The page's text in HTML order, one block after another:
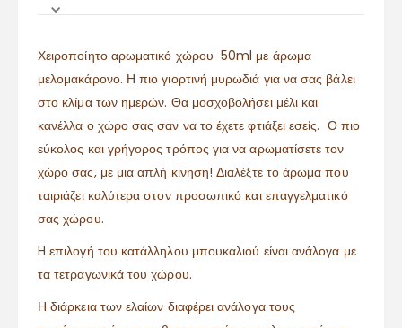
Χειροποίητο αρωματικό χώρου 50ml με άρωμα
μελομακάρονο. Η πιο γιορτινή μυρωδιά για να σας βάλει
στο κλίμα των ημερών. Θα μοσχοβολήσει μέλι και
κανέλλα ο χώρο σας σαν να το έχετε φτιάξει εσείς. Ο πιο
εύκολος και γρήγορος τρόπος για να αρωματίσετε τον
χώρο σας, με μια απλή κίνηση! Διαλέξτε το άρωμα που
ταιριάζει καλύτερα στον προσωπικό και επαγγελματικό
σας χώρου.
H επιλογή του κατάλληλου μπουκαλιού είναι ανάλογα με
τα τετραγωνικά του χώρου.
Η διάρκεια των ελαίων διαφέρει ανάλογα τους